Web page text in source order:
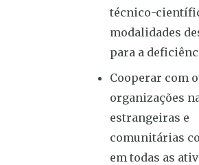
técnico-
modalidades
para a
Cooperar com
organizações
estrangeiras e
comunitárias
em todas as